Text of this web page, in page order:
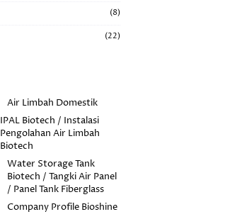
(8)
(22)
Air Limbah Domestik
IPAL Biotech / Instalasi
Pengolahan Air Limbah
Biotech
Water Storage Tank
Biotech / Tangki Air Panel
/ Panel Tank Fiberglass
Company Profile Bioshine